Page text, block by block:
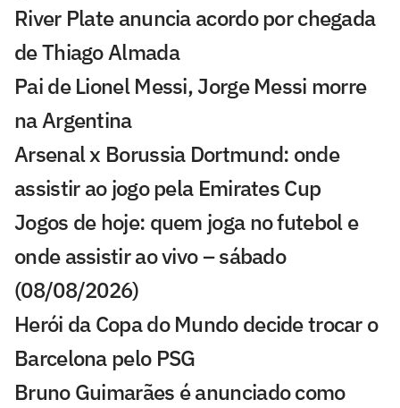
River Plate anuncia acordo por chegada
de Thiago Almada
Pai de Lionel Messi, Jorge Messi morre
na Argentina
Arsenal x Borussia Dortmund: onde
assistir ao jogo pela Emirates Cup
Jogos de hoje: quem joga no futebol e
onde assistir ao vivo – sábado
(08/08/2026)
Herói da Copa do Mundo decide trocar o
Barcelona pelo PSG
Bruno Guimarães é anunciado como